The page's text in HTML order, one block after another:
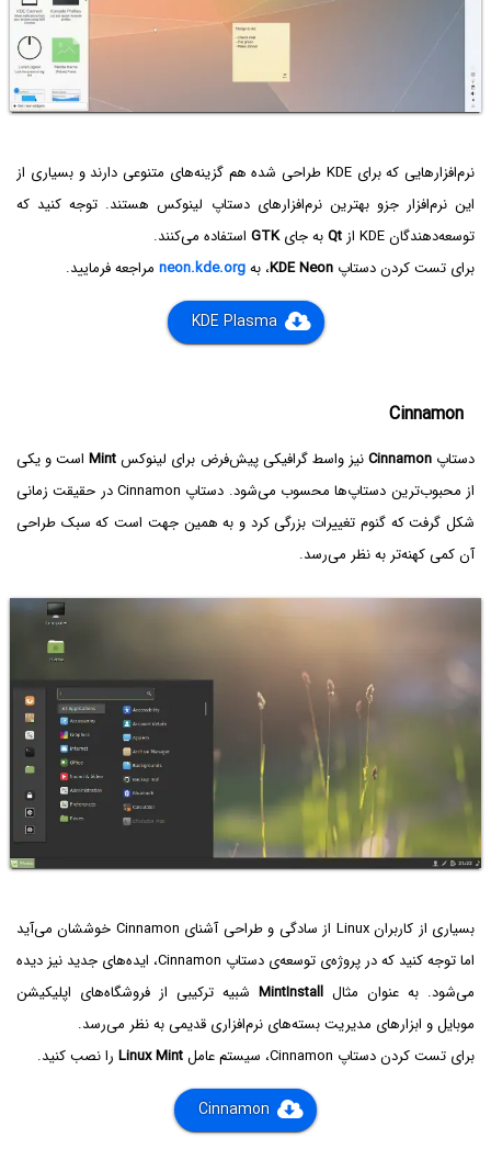
نرم‌افزارهایی که برای KDE طراحی شده هم گزینه‌های متنوعی دارند و بسیاری از
این نرم‌افزار جزو بهترین نرم‌افزارهای دستاپ لینوکس هستند. توجه کنید که
توسعه‌دهندگان KDE از
Qtبه جایGTK استفاده می‌کنند.
برای تست کردن دستاپ KDE Neon، بهneon.kde.org مراجعه فرمایید.
KDE Plasma
Cinnamon
دستاپCinnamonنیز واسط گرافیکی پیش‌فرض برای لینوکسMintاست و یکی
از محبوب‌ترین دستاپ‌ها محسوب می‌شود. دستاپ Cinnamon در حقیقت زمانی
شکل گرفت که گنوم تغییرات بزرگی کرد و به همین جهت است که سبک طراحی
آن کمی کهنه‌تر به نظر می‌رسد.
بسیاری از کاربران Linux از سادگی و طراحی آشنای Cinnamon خوششان می‌آید
اما توجه کنید که در پروژه‌ی توسعه‌ی دستاپ Cinnamon، ایده‌های جدید نیز دیده
می‌شود. به عنوان مثال MintInstall شبیه ترکیبی از فروشگاه‌های اپلیکیشن
موبایل و ابزارهای مدیریت بسته‌های نرم‌افزاری قدیمی به نظر می‌رسد.
برای تست کردن دستاپ Cinnamon، سیستم عامل
Linux Mint را نصب کنید.
Cinnamon